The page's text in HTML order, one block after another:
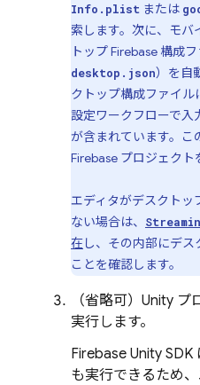
Info.plist または
索します。次に、モバ
トップFirebase 構成
desktop.json）を自
クトップ構成ファイル
設定ワークフローで入
が含まれています。こ
Firebase プロジェクト
エディタがデスクトッ
ない場合は、
在し、その内部にデス
ことを確認します。
（省略可）Unity
実行します。
Firebase Unity SDK
も実行できるため